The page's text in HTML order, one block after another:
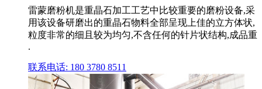
雷蒙磨粉机是重晶石加工工艺中比较重要的磨粉设备,采
用该设备研磨出的重晶石物料全部呈现上佳的立方体状,
粒度非常的细且较为均匀,不含任何的针片状结构,成品重
.
联系电话: 180 3780 8511